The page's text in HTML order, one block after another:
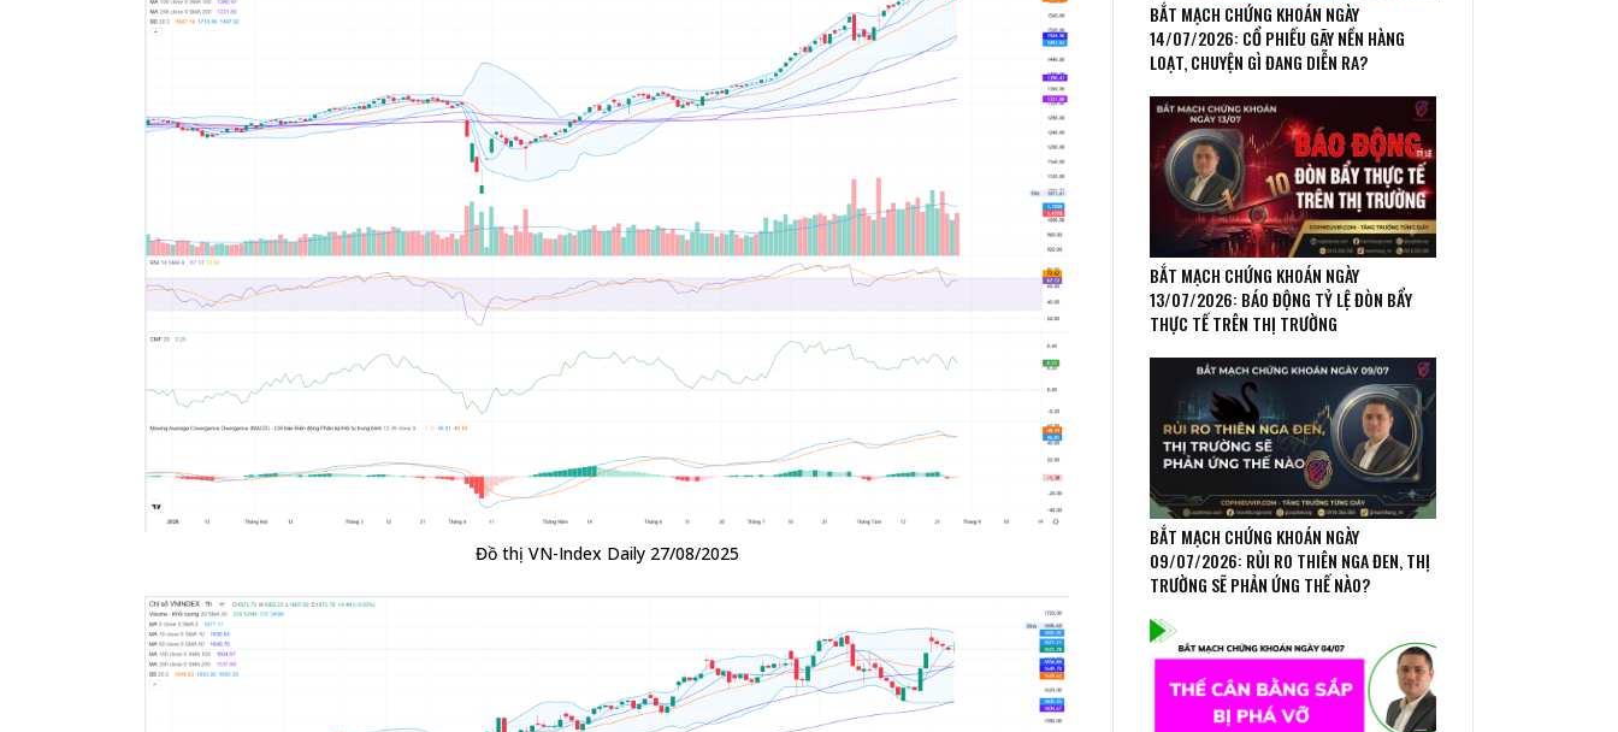
Đồ thị VN-Index Daily 27/08/2025
BẮT MẠCH CHỨNG KHOÁN NGÀY
14/07/2026: CỔ PHIẾU GÃY NỀN HÀNG
LOẠT, CHUYỆN GÌ ĐANG DIỄN RA?
BẮT MẠCH CHỨNG KHOÁN NGÀY
13/07/2026: BÁO ĐỘNG TỶ LỆ ĐÒN BẨY
THỰC TẾ TRÊN THỊ TRƯỜNG
BẮT MẠCH CHỨNG KHOÁN NGÀY
09/07/2026: RỦI RO THIÊN NGA ĐEN, THỊ
TRƯỜNG SẼ PHẢN ỨNG THẾ NÀO?